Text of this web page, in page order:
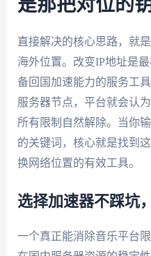
是那把对位的
直接解决的核心思路，就
海外位置。改变IP地址是
备回国加速能力的服务工
服务器节点，平台就会认
所有限制自然解除。当你
的关键词，核心就是找到
换网络位置的有效工具。
选择加速器不踩坑
一个真正能消除音乐平台